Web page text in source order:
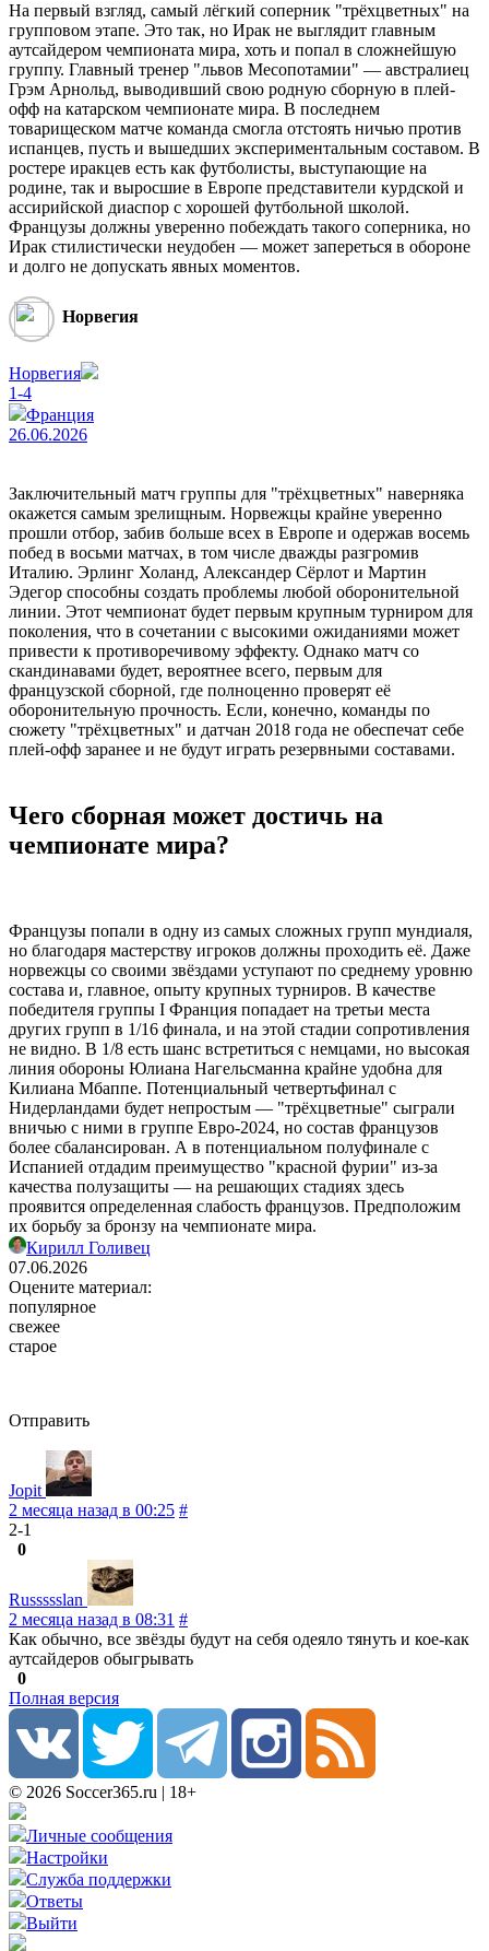
На первый взгляд, самый лёгкий соперник "трёхцветных" на
групповом этапе. Это так, но Ирак не выглядит главным
аутсайдером чемпионата мира, хоть и попал в сложнейшую
группу. Главный тренер "львов Месопотамии" — австралиец
Грэм Арнольд, выводивший свою родную сборную в плей-
офф на катарском чемпионате мира. В последнем
товарищеском матче команда смогла отстоять ничью против
испанцев, пусть и вышедших экспериментальным составом. В
ростере иракцев есть как футболисты, выступающие на
родине, так и выросшие в Европе представители курдской и
ассирийской диаспор с хорошей футбольной школой.
Французы должны уверенно побеждать такого соперника, но
Ирак стилистически неудобен — может запереться в обороне
и долго не допускать явных моментов.
Норвегия
Норвегия
1-4
Франция
26.06.2026
Заключительный матч группы для "трёхцветных" наверняка
окажется самым зрелищным. Норвежцы крайне уверенно
прошли отбор, забив больше всех в Европе и одержав восемь
побед в восьми матчах, в том числе дважды разгромив
Италию. Эрлинг Холанд, Александер Сёрлот и Мартин
Эдегор способны создать проблемы любой оборонительной
линии. Этот чемпионат будет первым крупным турниром для
поколения, что в сочетании с высокими ожиданиями может
привести к противоречивому эффекту. Однако матч со
скандинавами будет, вероятнее всего, первым для
французской сборной, где полноценно проверят её
оборонительную прочность. Если, конечно, команды по
сюжету "трёхцветных" и датчан 2018 года не обеспечат себе
плей-офф заранее и не будут играть резервными составами.
Чего сборная может достичь на
чемпионате мира?
Французы попали в одну из самых сложных групп мундиаля,
но благодаря мастерству игроков должны проходить её. Даже
норвежцы со своими звёздами уступают по среднему уровню
состава и, главное, опыту крупных турниров. В качестве
победителя группы I Франция попадает на третьи места
других групп в 1/16 финала, и на этой стадии сопротивления
не видно. В 1/8 есть шанс встретиться с немцами, но высокая
линия обороны Юлиана Нагельсманна крайне удобна для
Килиана Мбаппе. Потенциальный четвертьфинал с
Нидерландами будет непростым — "трёхцветные" сыграли
вничью с ними в группе Евро-2024, но состав французов
более сбалансирован. А в потенциальном полуфинале с
Испанией отдадим преимущество "красной фурии" из-за
качества полузащиты — на решающих стадиях здесь
проявится определенная слабость французов. Предположим
их борьбу за бронзу на чемпионате мира.
Кирилл Голивец
07.06.2026
Оцените материал:
популярное
свежее
старое
Отправить
Jopit
2 месяца назад в 00:25 #
2-1
0
Russssslan
2 месяца назад в 08:31 #
Как обычно, все звёзды будут на себя одеяло тянуть и кое-как
аутсайдеров обыгрывать
0
Полная версия
© 2026 Soccer365.ru | 18+
Личные сообщения
Настройки
Служба поддержки
Ответы
Выйти